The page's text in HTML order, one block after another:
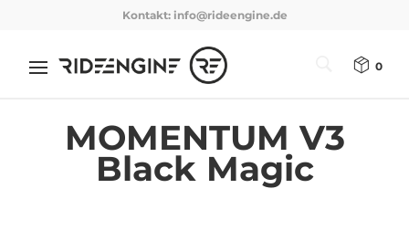
Kontakt: info@rideengine.de
0
MOMENTUM V3
Black Magic